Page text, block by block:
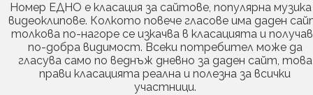
Номер ЕДНО е класация за сайтове, популярна музика
видеоклипове. Колкото повече гласове има даден
толкова по-нагоре се изкачва в класацията и
по-добра видимост. Всеки потребител може да
гласува само по веднъж дневно за даден сайт, това
прави класацията реална и полезна за всички
участници.